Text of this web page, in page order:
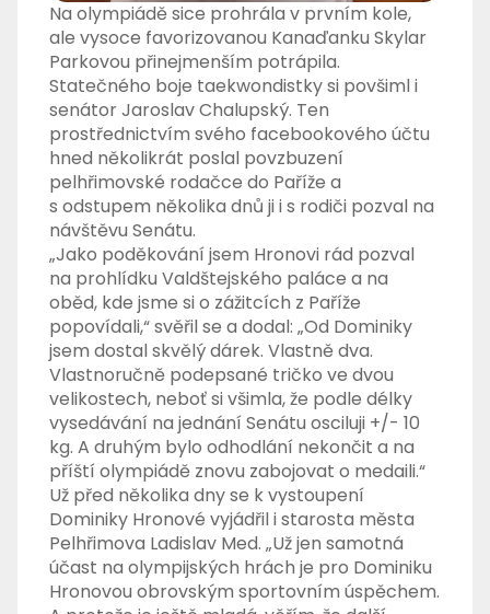
Na olympiádě sice prohrála v prvním kole,
ale vysoce favorizovanou Kanaďanku Skylar
Parkovou přinejmenším potrápila.
Statečného boje taekwondistky si povšiml i
senátor Jaroslav Chalupský. Ten
prostřednictvím svého facebookového účtu
hned několikrát poslal povzbuzení
pelhřimovské rodačce do Paříže a
s odstupem několika dnů ji i s rodiči pozval na
návštěvu Senátu.
„Jako poděkování jsem Hronovi rád pozval
na prohlídku Valdštejského paláce a na
oběd, kde jsme si o zážitcích z Paříže
popovídali,“ svěřil se a dodal: „Od Dominiky
jsem dostal skvělý dárek. Vlastně dva.
Vlastnoručně podepsané tričko ve dvou
velikostech, neboť si všimla, že podle délky
vysedávání na jednání Senátu osciluji +/- 10
kg. A druhým bylo odhodlání nekončit a na
příští olympiádě znovu zabojovat o medaili.“
Už před několika dny se k vystoupení
Dominiky Hronové vyjádřil i starosta města
Pelhřimova Ladislav Med. „Už jen samotná
účast na olympijských hrách je pro Dominiku
Hronovou obrovským sportovním úspěchem.